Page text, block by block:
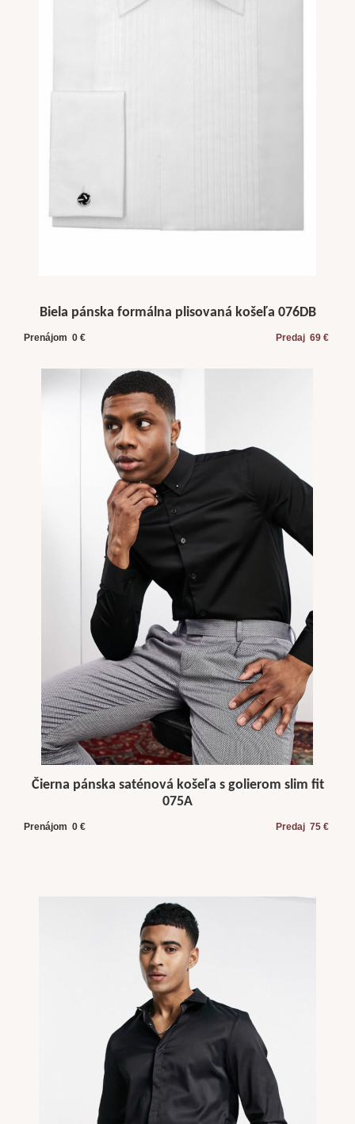
Biela pánska formálna plisovaná košeľa 076DB
Prenájom 0 € Predaj 69 €
Čierna pánska saténová košeľa s golierom slim fit
075A
Prenájom 0 € Predaj 75 €